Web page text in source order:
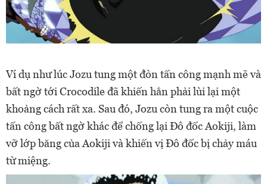
Ví dụ như lúc Jozu tung một đòn tấn công mạnh mẽ và
bất ngờ tới Crocodile đã khiến hắn phải lùi lại một
khoảng cách rất xa. Sau đó, Jozu còn tung ra một cuộc
tấn công bất ngờ khác để chống lại Đô đốc Aokiji, làm
vỡ lớp băng của Aokiji và khiến vị Đô đốc bị chảy máu
từ miệng.